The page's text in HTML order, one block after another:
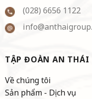
(028) 6656 1122
TẬP ĐOÀN AN THÁI
Về chúng tôi
Sản phẩm - Dịch vụ